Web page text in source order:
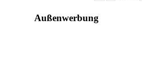
Außenwerbung